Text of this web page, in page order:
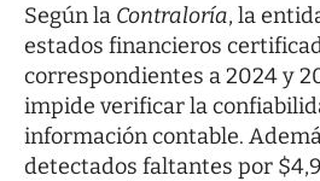
Según la Contraloría, la
estados financieros
correspondientes a 2024 y
impide verificar la
información contable.
detectados faltantes por